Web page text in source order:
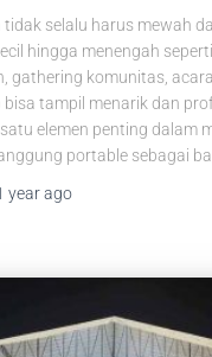
selalu harus mewah
hingga menengah
gathering komunitas,
bisa tampil menarik dan
elemen penting dalam
portable sebagai
yearago